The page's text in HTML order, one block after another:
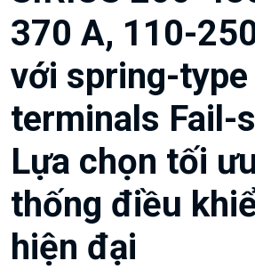
370 A, 110-
với spring-type
terminals Fail-
Lựa chọn tối
thống điều
hiện đại